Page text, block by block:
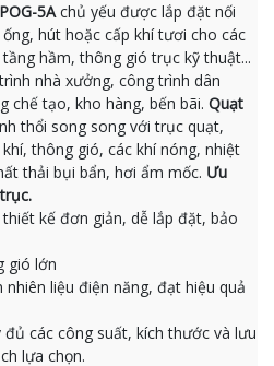
5Achủ yếu được lắp đặt nối
hút hoặc cấp khí tươi cho các
hầm, thông gió trục kỹ thuật...
nhà xưởng, công trình dân
chế tạo, kho hàng, bến bãi. Quạt
thổi song song với trục quạt,
thông gió, các khí nóng, nhiệt
thải bụi bẩn, hơi ẩm mốc. Ưu
kế đơn giản, dễ lắp đặt, bảo
gió lớn
liệu điện năng, đạt hiệu quả
các công suất, kích thước và lưu
lựa chọn.